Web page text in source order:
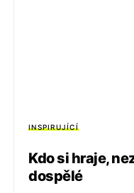
INSPIRUJÍCÍ
Kdo si hraje,
dospělé